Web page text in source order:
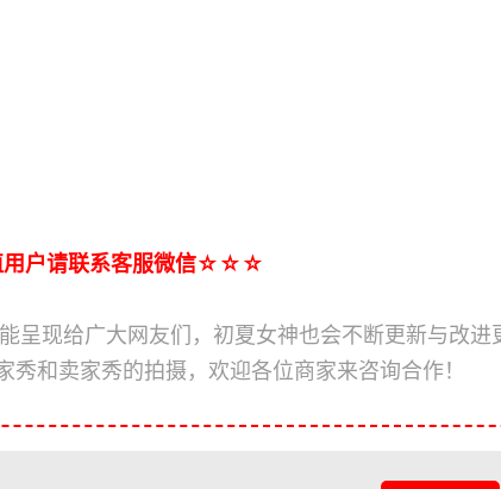
用户请联系客服微信☆☆☆
呈现给广大网友们，初夏女神也会不断更新与改进
和卖家秀的拍摄，欢迎各位商家来咨询合作！